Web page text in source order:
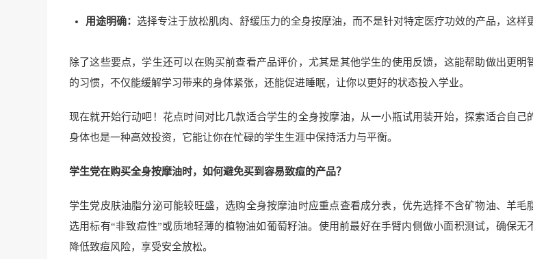
用途明确： 选择专注于放松肌肉、舒缓压力的全身按摩油，而不是针对特定医疗功效的产品，这样
除了这些要点，学生还可以在购买前查看产品评价，尤其是其他学生的使用反馈，这能帮助做出更明
的习惯，不仅能缓解学习带来的身体紧张，还能促进睡眠，让你以更好的状态投入学业。
现在就开始行动吧！花点时间对比几款适合学生的全身按摩油，从一小瓶试用装开始，探索适合自己
身体也是一种高效投资，它能让你在忙碌的学生生涯中保持活力与平衡。
学生党在购买全身按摩油时，如何避免买到容易致痘的产品？
学生党皮肤油脂分泌可能较旺盛，选购全身按摩油时应重点查看成分表，优先选择不含矿物油、羊毛
选用标有“非致痘性”或质地轻薄的植物油如葡萄籽油。使用前最好在手臂内侧做小面积测试，确保无
降低致痘风险，享受安全放松。